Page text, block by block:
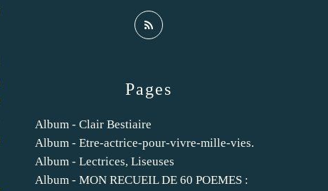
Pages
Album - Clair Bestiaire
Album - Etre-actrice-pour-vivre-mille-vies.
Album - Lectrices, Liseuses
Album - MON RECUEIL DE 60 POEMES :